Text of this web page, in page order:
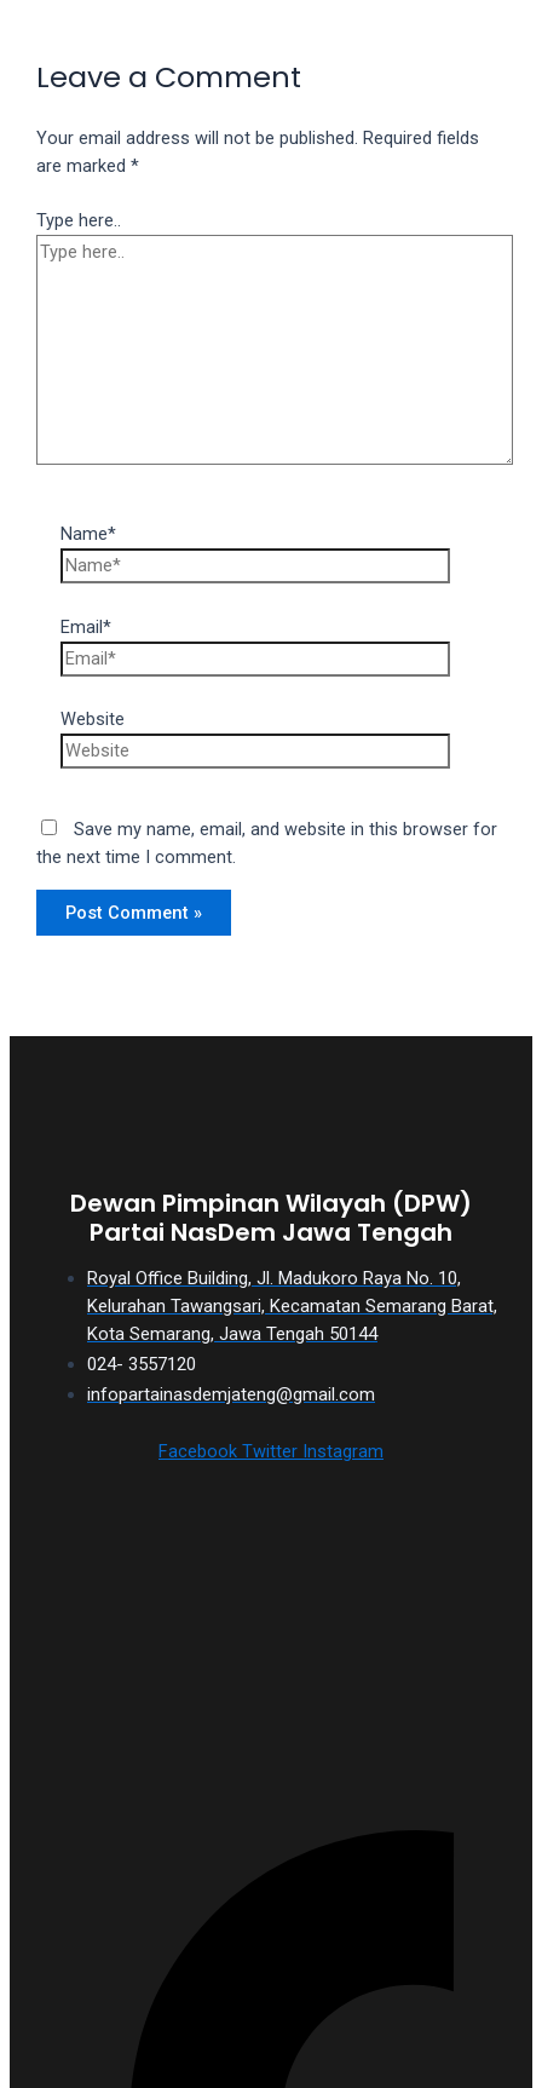
Leave a Comment
Your email address will not be published. Required fields
are marked*
Type here..
Name*
Email*
Website
Save my name, email, and website in this browser for
the next time I comment.
Dewan Pimpinan Wilayah (DPW)
Partai NasDem Jawa Tengah
Royal Office Building, Jl. Madukoro Raya No. 10,
Kelurahan Tawangsari, Kecamatan Semarang Barat,
Kota Semarang, Jawa Tengah 50144
024- 3557120
infopartainasdemjateng@gmail.com
Facebook Twitter Instagram